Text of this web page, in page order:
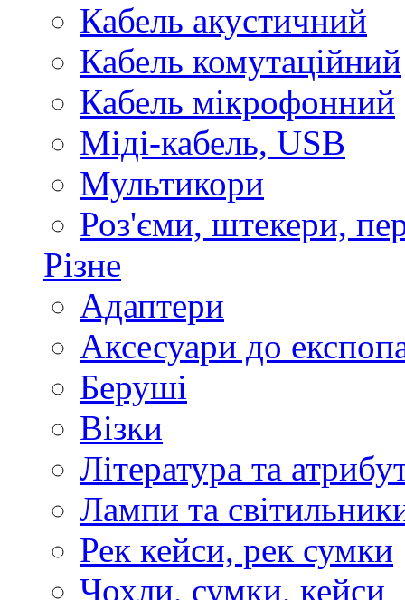
Кабель акустичний
Кабель комутаційний
Кабель мікрофонний
Міді-кабель, USB
Мультикори
Роз'єми, штекери,
Різне
Адаптери
Аксесуари до
Беруші
Візки
Література та
Лампи та
Рек кейси, рек сумки
Чохли, сумки, кейси